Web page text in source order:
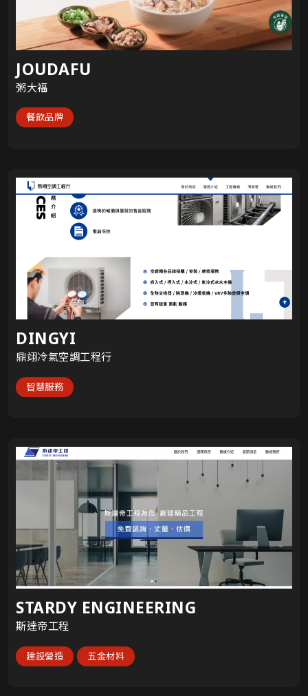
JOUDAFU
粥大福
餐飲品牌
DINGYI
鼎翊冷氣空調工程行
智慧服務
STARDY ENGINEERING
斯達帝工程
建設營造 五金材料